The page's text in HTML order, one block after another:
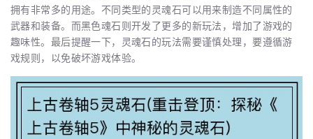
拥有非常多的用途。不同类型的灵魂石可以用来制造不同属性的
武器和装备。而黑色魂石则开发了更多的新玩法，增加了游戏的
趣味性。最后提醒一下，灵魂石的玩法需要谨慎处理，要遵循游
戏规则，以免破坏游戏体验。